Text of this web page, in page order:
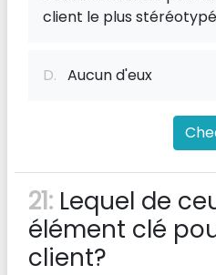
client le plus
D. Aucun d'eux
21: Lequel de
élément clé
client?